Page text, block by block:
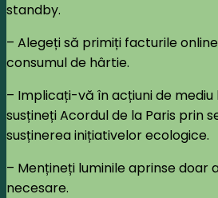
standby.
– Alegeți să primiți facturile
consumul de hârtie.
– Implicați-vă în acțiuni de mediu
susțineți Acordul de la Paris prin
susținerea inițiativelor ecologice.
– Mențineți luminile aprinse doar
necesare.